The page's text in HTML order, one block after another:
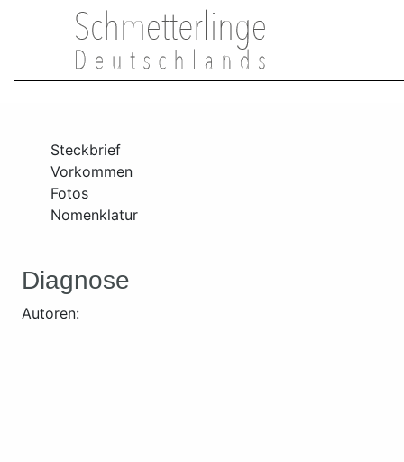
Steckbrief
Vorkommen
Fotos
Nomenklatur
Diagnose
Autoren: